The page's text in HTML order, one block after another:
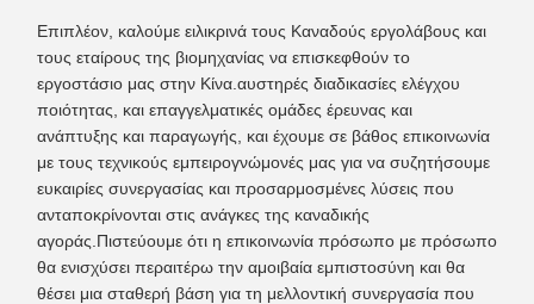
Επιπλέον, καλούμε ειλικρινά τους Καναδούς εργολάβους και
τους εταίρους της βιομηχανίας να επισκεφθούν το
εργοστάσιο μας στην Κίνα.αυστηρές διαδικασίες ελέγχου
ποιότητας, και επαγγελματικές ομάδες έρευνας και
ανάπτυξης και παραγωγής, και έχουμε σε βάθος επικοινωνία
με τους τεχνικούς εμπειρογνώμονές μας για να συζητήσουμε
ευκαιρίες συνεργασίας και προσαρμοσμένες λύσεις που
ανταποκρίνονται στις ανάγκες της καναδικής
αγοράς.Πιστεύουμε ότι η επικοινωνία πρόσωπο με πρόσωπο
θα ενισχύσει περαιτέρω την αμοιβαία εμπιστοσύνη και θα
θέσει μια σταθερή βάση για τη μελλοντική συνεργασία που